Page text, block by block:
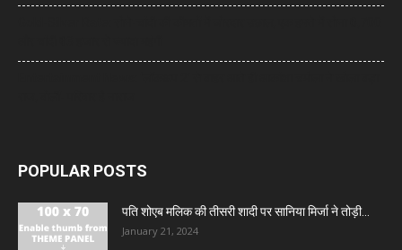
POPULAR POSTS
पति शोएब मलिक की तीसरी शादी पर सानिया मिर्जा ने तोड़ी...
January 21, 2024